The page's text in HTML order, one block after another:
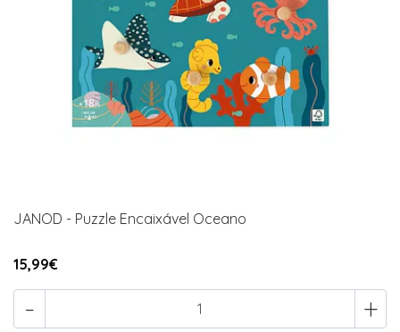
JANOD - Puzzle Encaixável Oceano
15,99€
- +